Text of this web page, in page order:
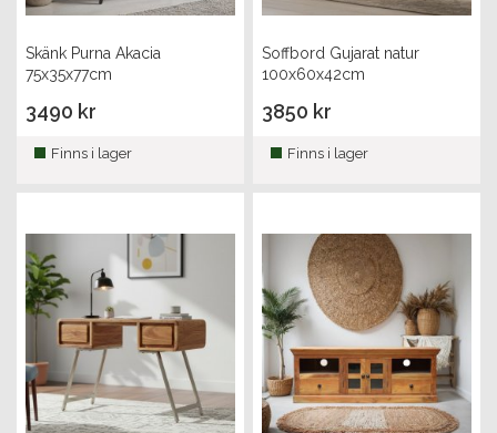
Skänk Purna Akacia
75x35x77cm
3490 kr
Finns i lager
Soffbord Gujarat natur
100x60x42cm
3850 kr
Finns i lager